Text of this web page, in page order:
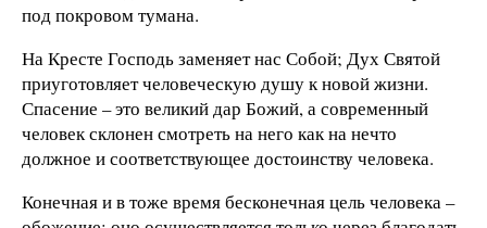
под покровом тумана.
На Кресте Господь заменяет нас Собой; Дух Святой
приуготовляет человеческую душу к новой жизни.
Спасение – это великий дар Божий, а современный
человек склонен смотреть на него как на нечто
должное и соответствующее достоинству человека.
Конечная и в тоже время бесконечная цель человека –